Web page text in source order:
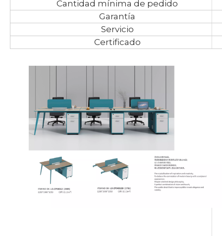
Cantidad mínima de pedido
Garantía
Servicio
Certificado